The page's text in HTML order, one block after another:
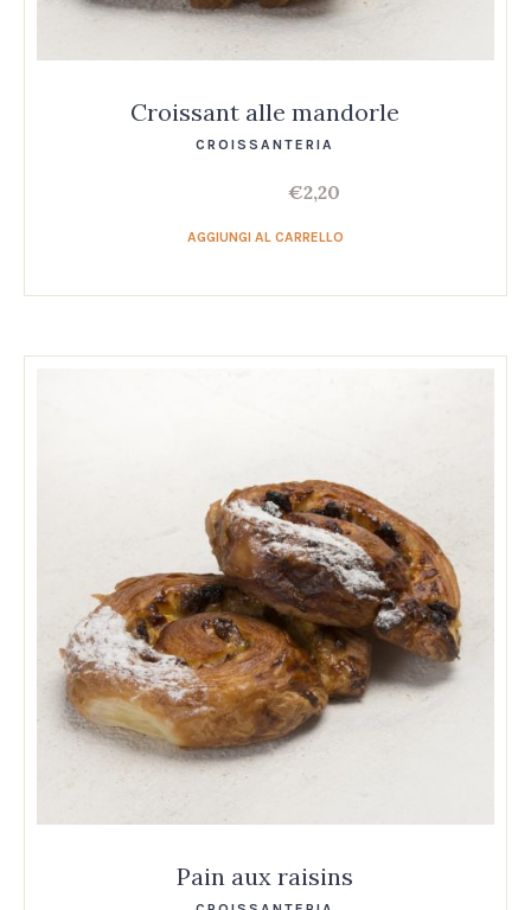
Croissant alle mandorle
CROISSANTERIA
€2,20
AGGIUNGI AL CARRELLO
Pain aux raisins